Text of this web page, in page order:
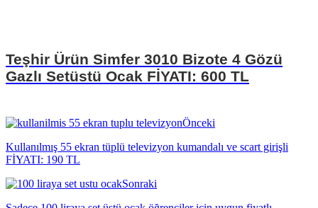
Teşhir Ürün Simfer 3010 Bizote 4 Gözü
Gazlı Setüstü Ocak FİYATI: 600 TL
Önceki
Kullanılmış 55 ekran tüplü televizyon kumandalı ve scart girişli
FİYATI: 190 TL
Sonraki